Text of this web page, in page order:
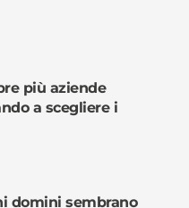
più aziende
a scegliere i
domini sembrano